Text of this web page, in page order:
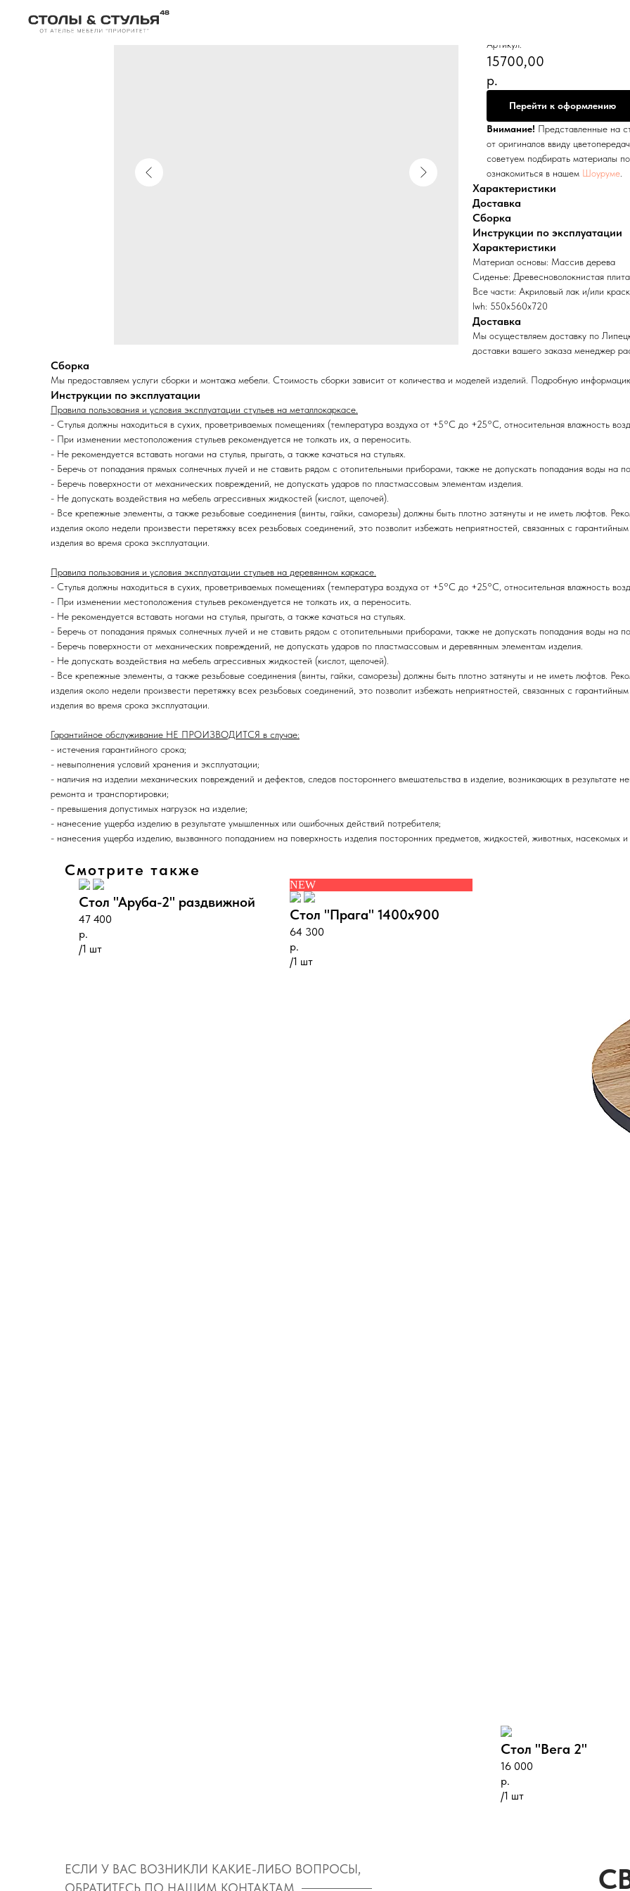
Артикул:
15700,00
р.
Перейти к оформлению
Внимание! Представленные на
от оригиналов ввиду
советуем подбирать материалы
ознакомиться в нашем Шоуруме
Характеристики
Доставка
Сборка
Инструкции по эксплуатации
Характеристики
Материал основы: Массив дерева
Сиденье: Древесноволокнистая
Все части: Акриловый лак и/или
lwh: 550x560x720
Доставка
Мы осуществляем доставку по
доставки вашего заказа менеджер
Сборка
Мы предоставляем услуги сборки и монтажа мебели. Стоимость сборки зависит от количества и моделей изделий. Подробную
Инструкции по эксплуатации
Правила пользования и условия эксплуатации стульев на металлокаркасе.
- Стулья должны находиться в сухих, проветриваемых помещениях (температура воздуха от +5°C до +25°C, относительная влажность
- При изменении местоположения стульев рекомендуется не толкать их, а переносить.
- Не рекомендуется вставать ногами на стулья, прыгать, а также качаться на стульях.
- Беречь от попадания прямых солнечных лучей и не ставить рядом с отопительными приборами, также не допускать попадания воды на
- Беречь поверхности от механических повреждений, не допускать ударов по пластмассовым элементам изделия.
- Не допускать воздействия на мебель агрессивных жидкостей (кислот, щелочей).
- Все крепежные элементы, а также резьбовые соединения (винты, гайки, саморезы) должны быть плотно затянуты и не иметь люфтов.
изделия около недели произвести перетяжку всех резьбовых соединений, это позволит избежать неприятностей, связанных с
изделия во время срока эксплуатации.
Правила пользования и условия эксплуатации стульев на деревянном каркасе.
- Стулья должны находиться в сухих, проветриваемых помещениях (температура воздуха от +5°C до +25°C, относительная влажность
- При изменении местоположения стульев рекомендуется не толкать их, а переносить.
- Не рекомендуется вставать ногами на стулья, прыгать, а также качаться на стульях.
- Беречь от попадания прямых солнечных лучей и не ставить рядом с отопительными приборами, также не допускать попадания воды на
- Беречь поверхности от механических повреждений, не допускать ударов по пластмассовым и деревянным элементам изделия.
- Не допускать воздействия на мебель агрессивных жидкостей (кислот, щелочей).
- Все крепежные элементы, а также резьбовые соединения (винты, гайки, саморезы) должны быть плотно затянуты и не иметь люфтов.
изделия около недели произвести перетяжку всех резьбовых соединений, это позволит избежать неприятностей, связанных с
изделия во время срока эксплуатации.
Гарантийное обслуживание НЕ ПРОИЗВОДИТСЯ в случае:
- истечения гарантийного срока;
- невыполнения условий хранения и эксплуатации;
- наличия на изделии механических повреждений и дефектов, следов постороннего вмешательства в изделие, возникающих в результате
ремонта и транспортировки;
- превышения допустимых нагрузок на изделие;
- нанесение ущерба изделию в результате умышленных или ошибочных действий потребителя;
- нанесения ущерба изделию, вызванного попаданием на поверхность изделия посторонних предметов, жидкостей, животных, насекомых и
Смотрите также
Стол "Аруба-2" раздвижной
47 400
р.
/1 шт
NEW
Стол "Прага" 1400х900
64 300
р.
/1 шт
Стол "Вега 2"
16 000
р.
/1 шт
ЕСЛИ У ВАС ВОЗНИКЛИ КАКИЕ-ЛИБО ВОПРОСЫ,
ОБРАТИТЕСЬ ПО НАШИМ КОНТАКТАМ